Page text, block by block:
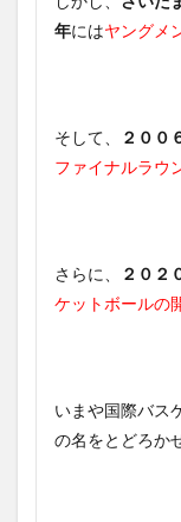
年にはヤングメ
そして、 ２００
ファイナルラウ
さらに、 ２０２
ケットボールの
いまや国際バス
の名をとどろか